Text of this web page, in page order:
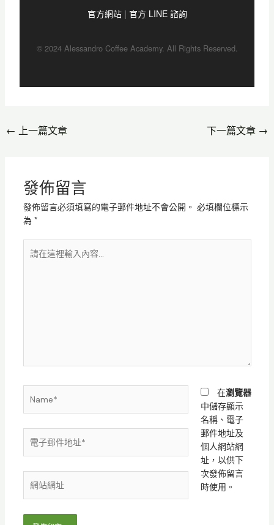
官方網站| 官方 LINE 諮詢
© 2024 Alessandro Coffee Academy. All Rights Reserved.
← 上一篇文章 下一篇文章 →
發佈留言
發佈留言必須填寫的電子郵件地址不會公開。 必填欄位標示
為 *
在
件
地
址
*
站
址
在瀏覽器
中儲存顯示
名稱、電子
郵件地址及
個人網站網
址，以供下
次發佈留言
時使用。